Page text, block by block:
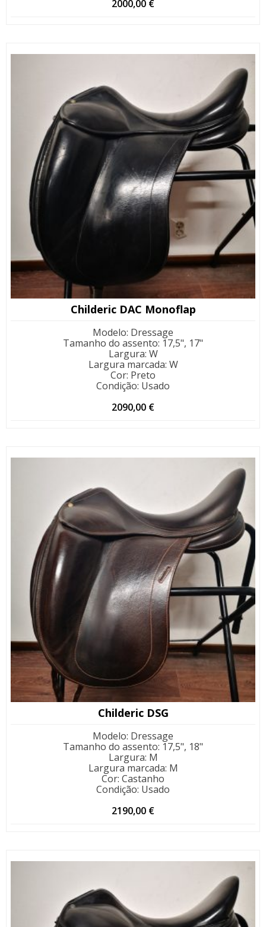
2000,00 €
Childeric DAC Monoflap
Modelo: Dressage
Tamanho do assento: 17,5", 17"
Largura: W
Largura marcada: W
Cor: Preto
Condição: Usado
2090,00 €
Childeric DSG
Modelo: Dressage
Tamanho do assento: 17,5", 18"
Largura: M
Largura marcada: M
Cor: Castanho
Condição: Usado
2190,00 €